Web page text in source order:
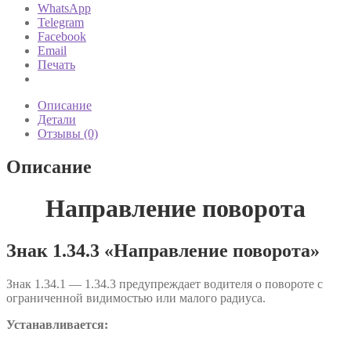
WhatsApp
Telegram
Facebook
Email
Печать
Описание
Детали
Отзывы (0)
Описание
Направление поворота
Знак 1.34.3 «Направление поворота»
Знак 1.34.1 — 1.34.3 предупреждает водителя о повороте с
ограниченной видимостью или малого радиуса.
Устанавливается: